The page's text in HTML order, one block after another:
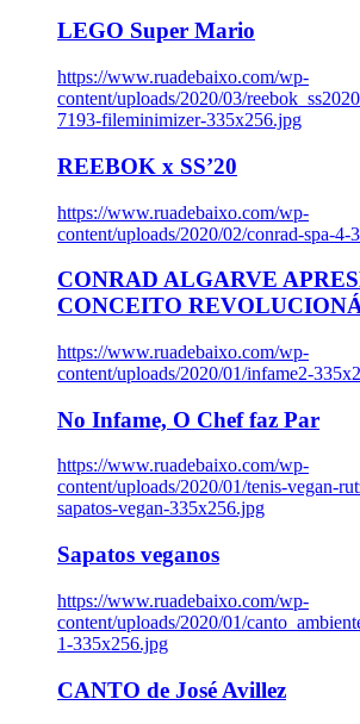
LEGO Super Mario
https://www.ruadebaixo.com/wp-
content/uploads/2020/03/
7193-fileminimizer-335x256.jpg
REEBOK x SS’20
https://www.ruadebaixo.com/wp-
content/uploads/2020/02/conrad-spa-4-
CONRAD ALGARVE
CONCEITO
https://www.ruadebaixo.com/wp-
content/uploads/2020/01/infame2-
No Infame, O Chef faz Par
https://www.ruadebaixo.com/wp-
content/uploads/2020/01/tenis-vegan-
sapatos-vegan-335x256.jpg
Sapatos veganos
https://www.ruadebaixo.com/wp-
content/uploads/2020/01/
1-335x256.jpg
CANTO de José Avillez